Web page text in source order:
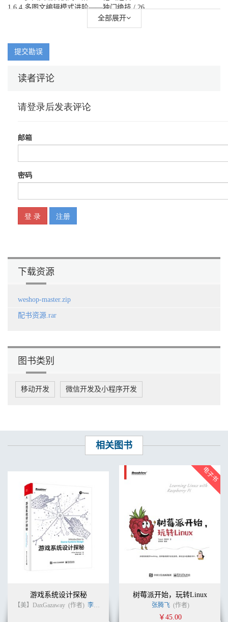
1.6.4 多图文编辑模式进阶——独门绝技 / 26
1.6.5 多图文编辑模式——终极大法 / 29
第2章 微信服务号开发基础 / 32
2.2 服务号接入 / 42
2.3.2 使用模拟器调试微信程序代码 / 52
第3章 微信商城开发 / 92
3.2.2 首页广告轮播 / 100
3.2.4 页脚部分 / 111
3.2 商城用户中心 / 112
3.2.1 用户中心首页功能 / 113
3.3 商品详情页面 / 135
3.4 购物车和支付流程 / 139
3.4.1 购物车 / 139
全部展开
提交勘误
读者评论
下载资源
weshop-master.zip
配书资源.rar
图书类别
移动开发 微信开发及小程序开发
相关图书
游戏系统设计探秘
【美】DaxGazaway (作者) 李天颀
树莓派开始，玩转Linux
张腾飞 (作者)
￥45.00